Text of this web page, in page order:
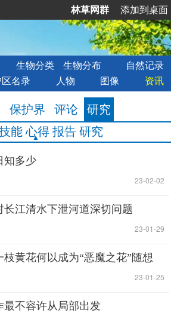
林草网群 添加到桌面
生物分类 生物分布
自然记录
名录 人物 图像 资讯
保护界 评论
研究
能 心得 报告 研究
知多少
| 23-02-02
长江清水下泄河道深切问题
| 23-01-29
枝黄花何以成为“恶魔之花”随想
| 23-01-25
最不容许从局部出发